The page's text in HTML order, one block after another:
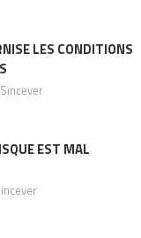
LES CONDITIONS
Sincever
EST MAL